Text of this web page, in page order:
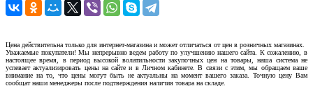
Цена действительна только для интернет-магазина и может отличаться от цен в розничных магазинах.
Уважаемые покупатели! Мы непрерывно ведем работу по улучшению нашего сайта. К сожалению, в
настоящее время, в период высокой волатильности закупочных цен на товары, наша система не
успевает актуализировать цены на сайте и в Личном кабинете. В связи с этим, мы обращаем ваше
внимание на то, что цены могут быть не актуальны на момент вашего заказа. Точную цену Вам
сообщат наши менеджеры после подтверждения наличия товара на складе.